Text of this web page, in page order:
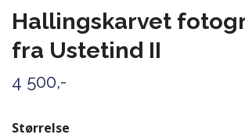
Hallingskarvet
fra Ustetind II
4 500,-
Størrelse